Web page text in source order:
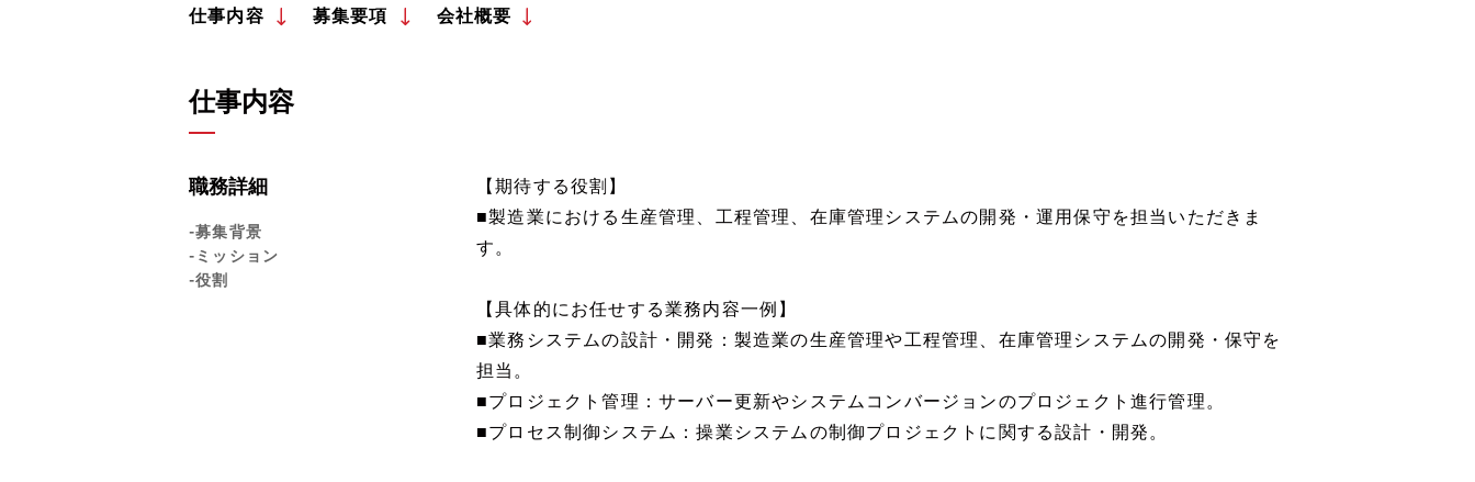
仕事内容 募集要項 会社概要
仕事内容
職務詳細
-募集背景
-ミッション
-役割
【期待する役割】
■製造業における生産管理、工程管理、在庫管理システムの開発・運用保守を担当いただきま
す。
【具体的にお任せする業務内容一例】
■業務システムの設計・開発：製造業の生産管理や工程管理、在庫管理システムの開発・保守を
担当。
■プロジェクト管理：サーバー更新やシステムコンバージョンのプロジェクト進行管理。
■プロセス制御システム：操業システムの制御プロジェクトに関する設計・開発。